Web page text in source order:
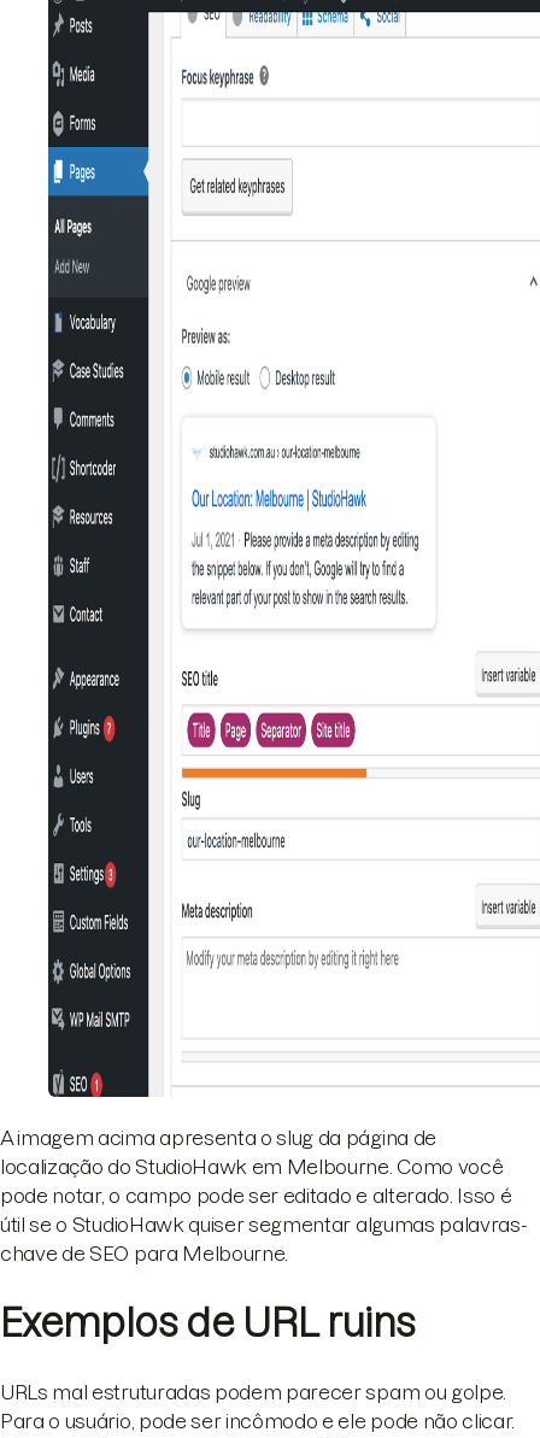
A imagem acima apresenta o slug da página de
localização do StudioHawk em Melbourne. Como você
pode notar, o campo pode ser editado e alterado. Isso é
útil se o StudioHawk quiser segmentar algumas palavras-
chave de SEO para Melbourne.
Exemplos de URL ruins
URLs mal estruturadas podem parecer spam ou golpe.
Para o usuário, pode ser incômodo e ele pode não clicar.